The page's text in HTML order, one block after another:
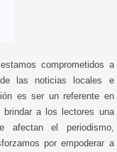
comprometidos a
las noticias locales e
es ser un referente en
brindar a los lectores una
afectan el periodismo,
por empoderar a